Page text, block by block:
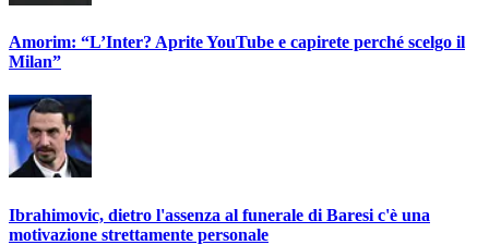
Amorim: “L’Inter? Aprite YouTube e capirete perché scelgo il
Milan”
Ibrahimovic, dietro l'assenza al funerale di Baresi c'è una
motivazione strettamente personale